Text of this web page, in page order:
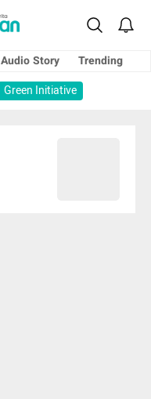
Audio Story
Trending
Green Initiative